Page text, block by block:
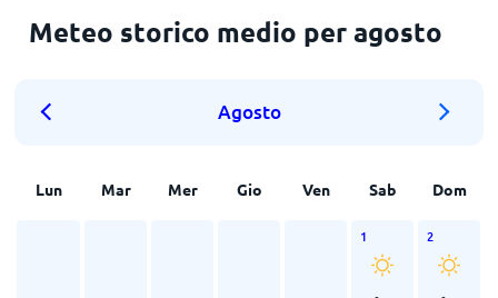
Meteo storico medio per agosto
Agosto
Lun Mar Mer Gio Ven Sab Dom
1 2